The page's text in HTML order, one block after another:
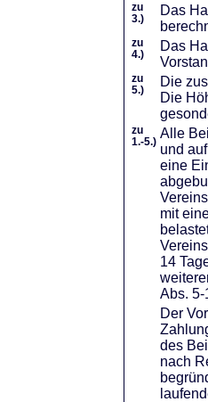
zu
3.)
Das
zu
4.)
Das
zu
5.)
Die
Die
zu
1.-5.)
Alle
und
eine
mit
14
Abs.
Der
des
nach